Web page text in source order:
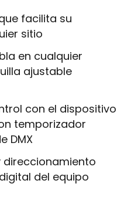
facilita su
sitio
en cualquier
ajustable
con el dispositivo
temporizador
DMX
direccionamiento
del equipo